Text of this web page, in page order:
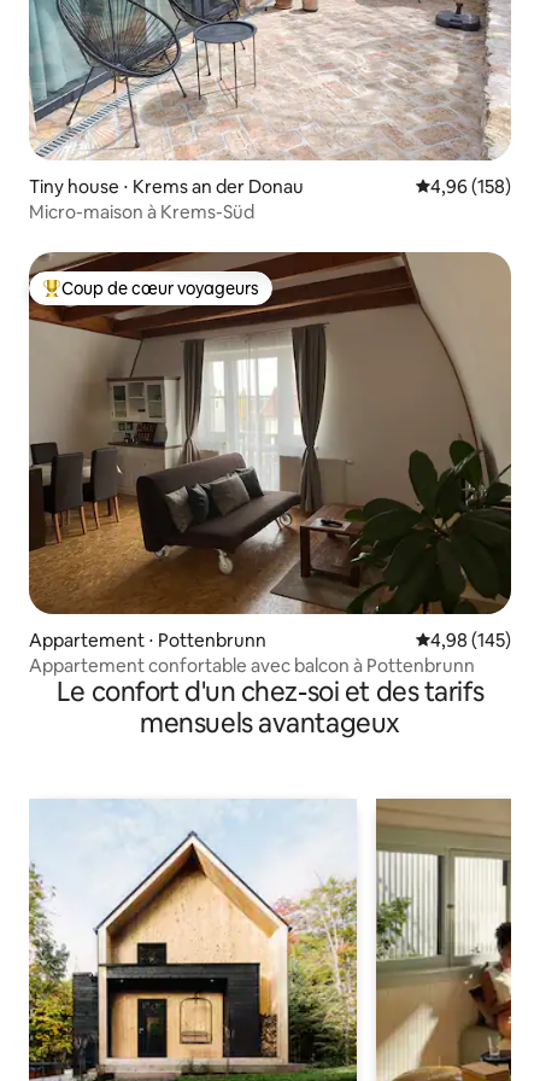
Tiny house ⋅ Krems an der Donau Évaluation
4,96 (158)
Micro-maison à Krems-Süd
Coups de cœur voyageurs les plus appréciés
Coup de cœur voyageurs
Appartement ⋅ Pottenbrunn Évaluation
4,98 (145)
Appartement confortable avec balcon à Pottenbrunn
Le confort d'un chez-soi et des tarifs
mensuels avantageux